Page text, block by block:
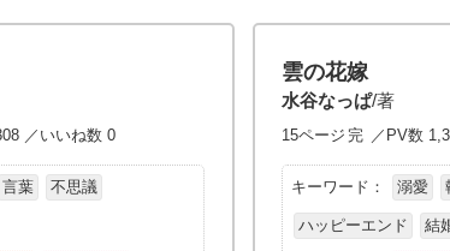
／いいね数 0
言葉 不思議
雲の花嫁
水谷なっぱ/著
15ページ 完 ／PV数
キーワード： 溺愛
ハッピーエンド 結